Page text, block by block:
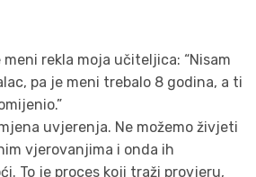
meni rekla moja učiteljica: “Nisam
pa je meni trebalo 8 godina, a ti
uvjerenja. Ne možemo živjeti
vjerovanjima i onda ih
To je proces koji traži provjeru,